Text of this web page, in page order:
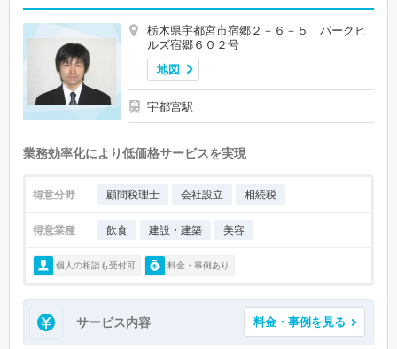
栃木県宇都宮市宿郷２－６－５ パークヒ
ルズ宿郷６０２号
地図
宇都宮駅
業務効率化により低価格サービスを実現
得意分野 顧問税理士 会社設立 相続税
得意業種 飲食 建設・建築 美容
個人の相談も受付可 料金・事例あり
サービス内容 料金・事例を見る